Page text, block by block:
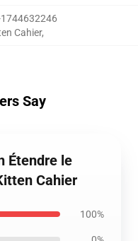
Cahier,
Say
Étendre le
Cahier
100%